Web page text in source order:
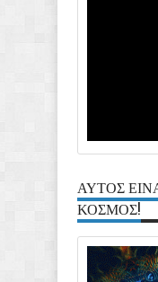
ΑΥΤΟΣ
ΚΟΣΜΟΣ!